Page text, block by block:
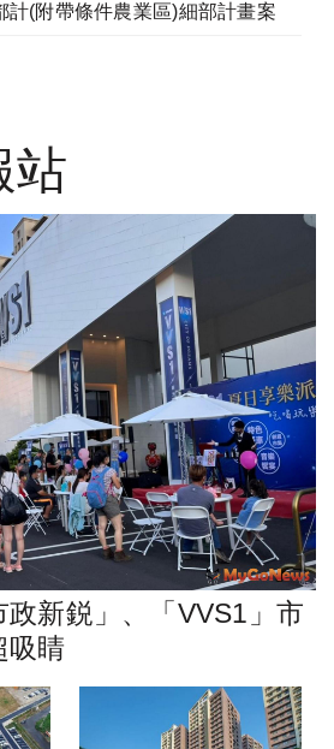
計(附帶條件農業區)細部計畫案
站
新鋭」、「VVS1」市
吸睛